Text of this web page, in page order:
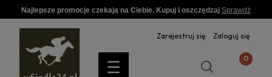
Najlepsze promocje czekają na Ciebie. Kupuj i oszczędzaj Sprawdź
Zarejestruj się Zaloguj się